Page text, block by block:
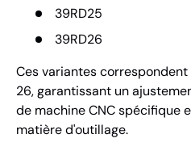
39RD25
39RD26
Ces variantes
26, garantissant un
de machine CNC spécifique
matière d'outillage.